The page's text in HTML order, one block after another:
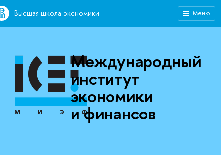
Высшая школа экономики Меню
Международный
институт
экономики
и финансов